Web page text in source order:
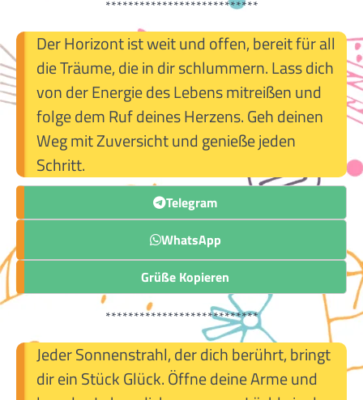
***************************
Der Horizont ist weit und offen, bereit für all
die Träume, die in dir schlummern. Lass dich
von der Energie des Lebens mitreißen und
folge dem Ruf deines Herzens. Geh deinen
Weg mit Zuversicht und genieße jeden
Schritt.
Telegram
WhatsApp
Grüße Kopieren
***************************
Jeder Sonnenstrahl, der dich berührt, bringt
dir ein Stück Glück. Öffne deine Arme und